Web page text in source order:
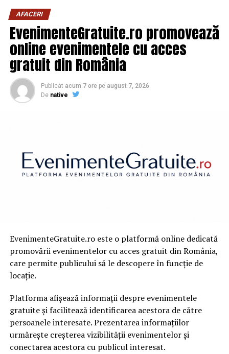
AFACERI
EvenimenteGratuite.ro promovează
online evenimentele cu acces
gratuit din România
Publicat acum 7 ore pe august 7, 2026
De native
EvenimenteGratuite.ro este o platformă online dedicată
promovării evenimentelor cu acces gratuit din România,
care permite publicului să le descopere în funcție de
locație.
Platforma afișează informații despre evenimentele
gratuite și facilitează identificarea acestora de către
persoanele interesate. Prezentarea informațiilor
urmărește creșterea vizibilității evenimentelor și
conectarea acestora cu publicul interesat.